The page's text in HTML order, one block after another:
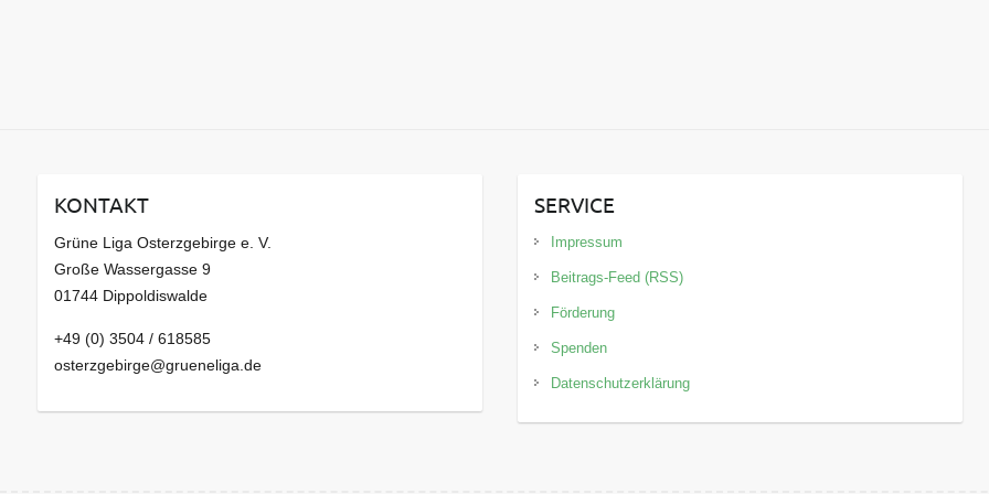
KONTAKT
Grüne Liga Osterzgebirge e. V.
Große Wassergasse 9
01744 Dippoldiswalde
+49 (0) 3504 / 618585
osterzgebirge@grueneliga.de
SERVICE
Impressum
Beitrags-Feed (RSS)
Förderung
Spenden
Datenschutzerklärung